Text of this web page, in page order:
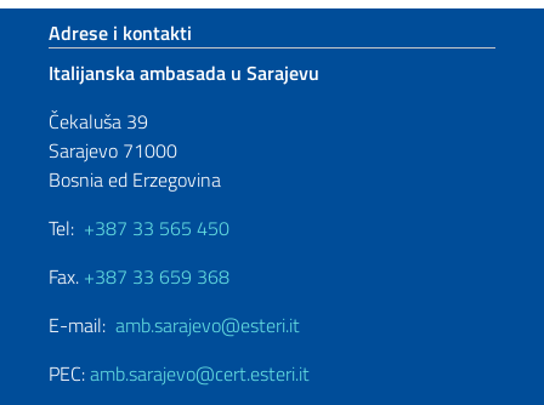
Footer section
Adrese i kontakti
Italijanska ambasada u Sarajevu
Čekaluša 39
Sarajevo 71000
Bosnia ed Erzegovina
Tel: +387 33 565 450
Fax. +387 33 659 368
E-mail: amb.sarajevo@esteri.it
PEC:amb.sarajevo@cert.esteri.it